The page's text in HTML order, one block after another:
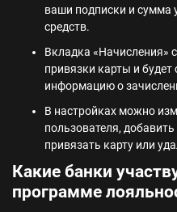
ваши подписки и сумма
средств.
Вкладка «Начисления»
привязки карты и
информацию о
В настройках можно
пользователя,
привязать карту или
Какие банки
программе